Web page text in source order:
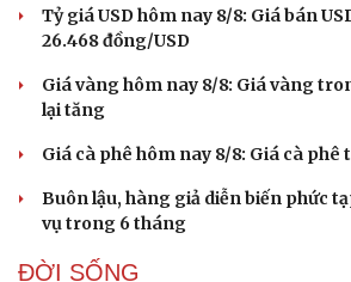
Tỷ giá USD hôm nay 8/8: Giá bán
26.468 đồng/USD
Giá vàng hôm nay 8/8: Giá vàng
lại tăng
Giá cà phê hôm nay 8/8: Giá cà
Buôn lậu, hàng giả diễn biến phức
vụ trong 6 tháng
ĐỜI SỐNG